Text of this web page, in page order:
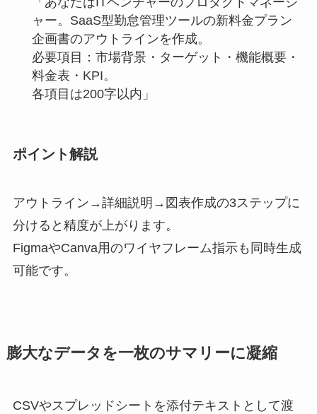
ャー。SaaS型勤怠管理ツールの新料金プラン
企画書のアウトラインを作成。
必要項目：市場背景・ターゲット・機能概要・
料金表・KPI。
各項目は200字以内」
ポイント解説
アウトライン→詳細説明→図表作成の3ステップに
分けると精度が上がります。
FigmaやCanva用のワイヤフレーム指示も同時生成
可能です。
膨大なデータを一枚のサマリーに凝縮
CSVやスプレッドシートを添付テキストとして渡